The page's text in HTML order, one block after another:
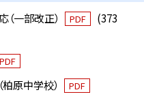
一部改正） PDF
(373
PDF
柏原中学校） PDF